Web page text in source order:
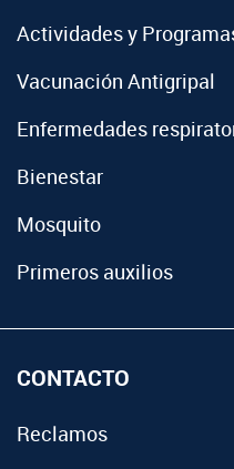
Actividades y
Vacunación Antigripal
Enfermedades
Bienestar
Mosquito
Primeros auxilios
CONTACTO
Reclamos